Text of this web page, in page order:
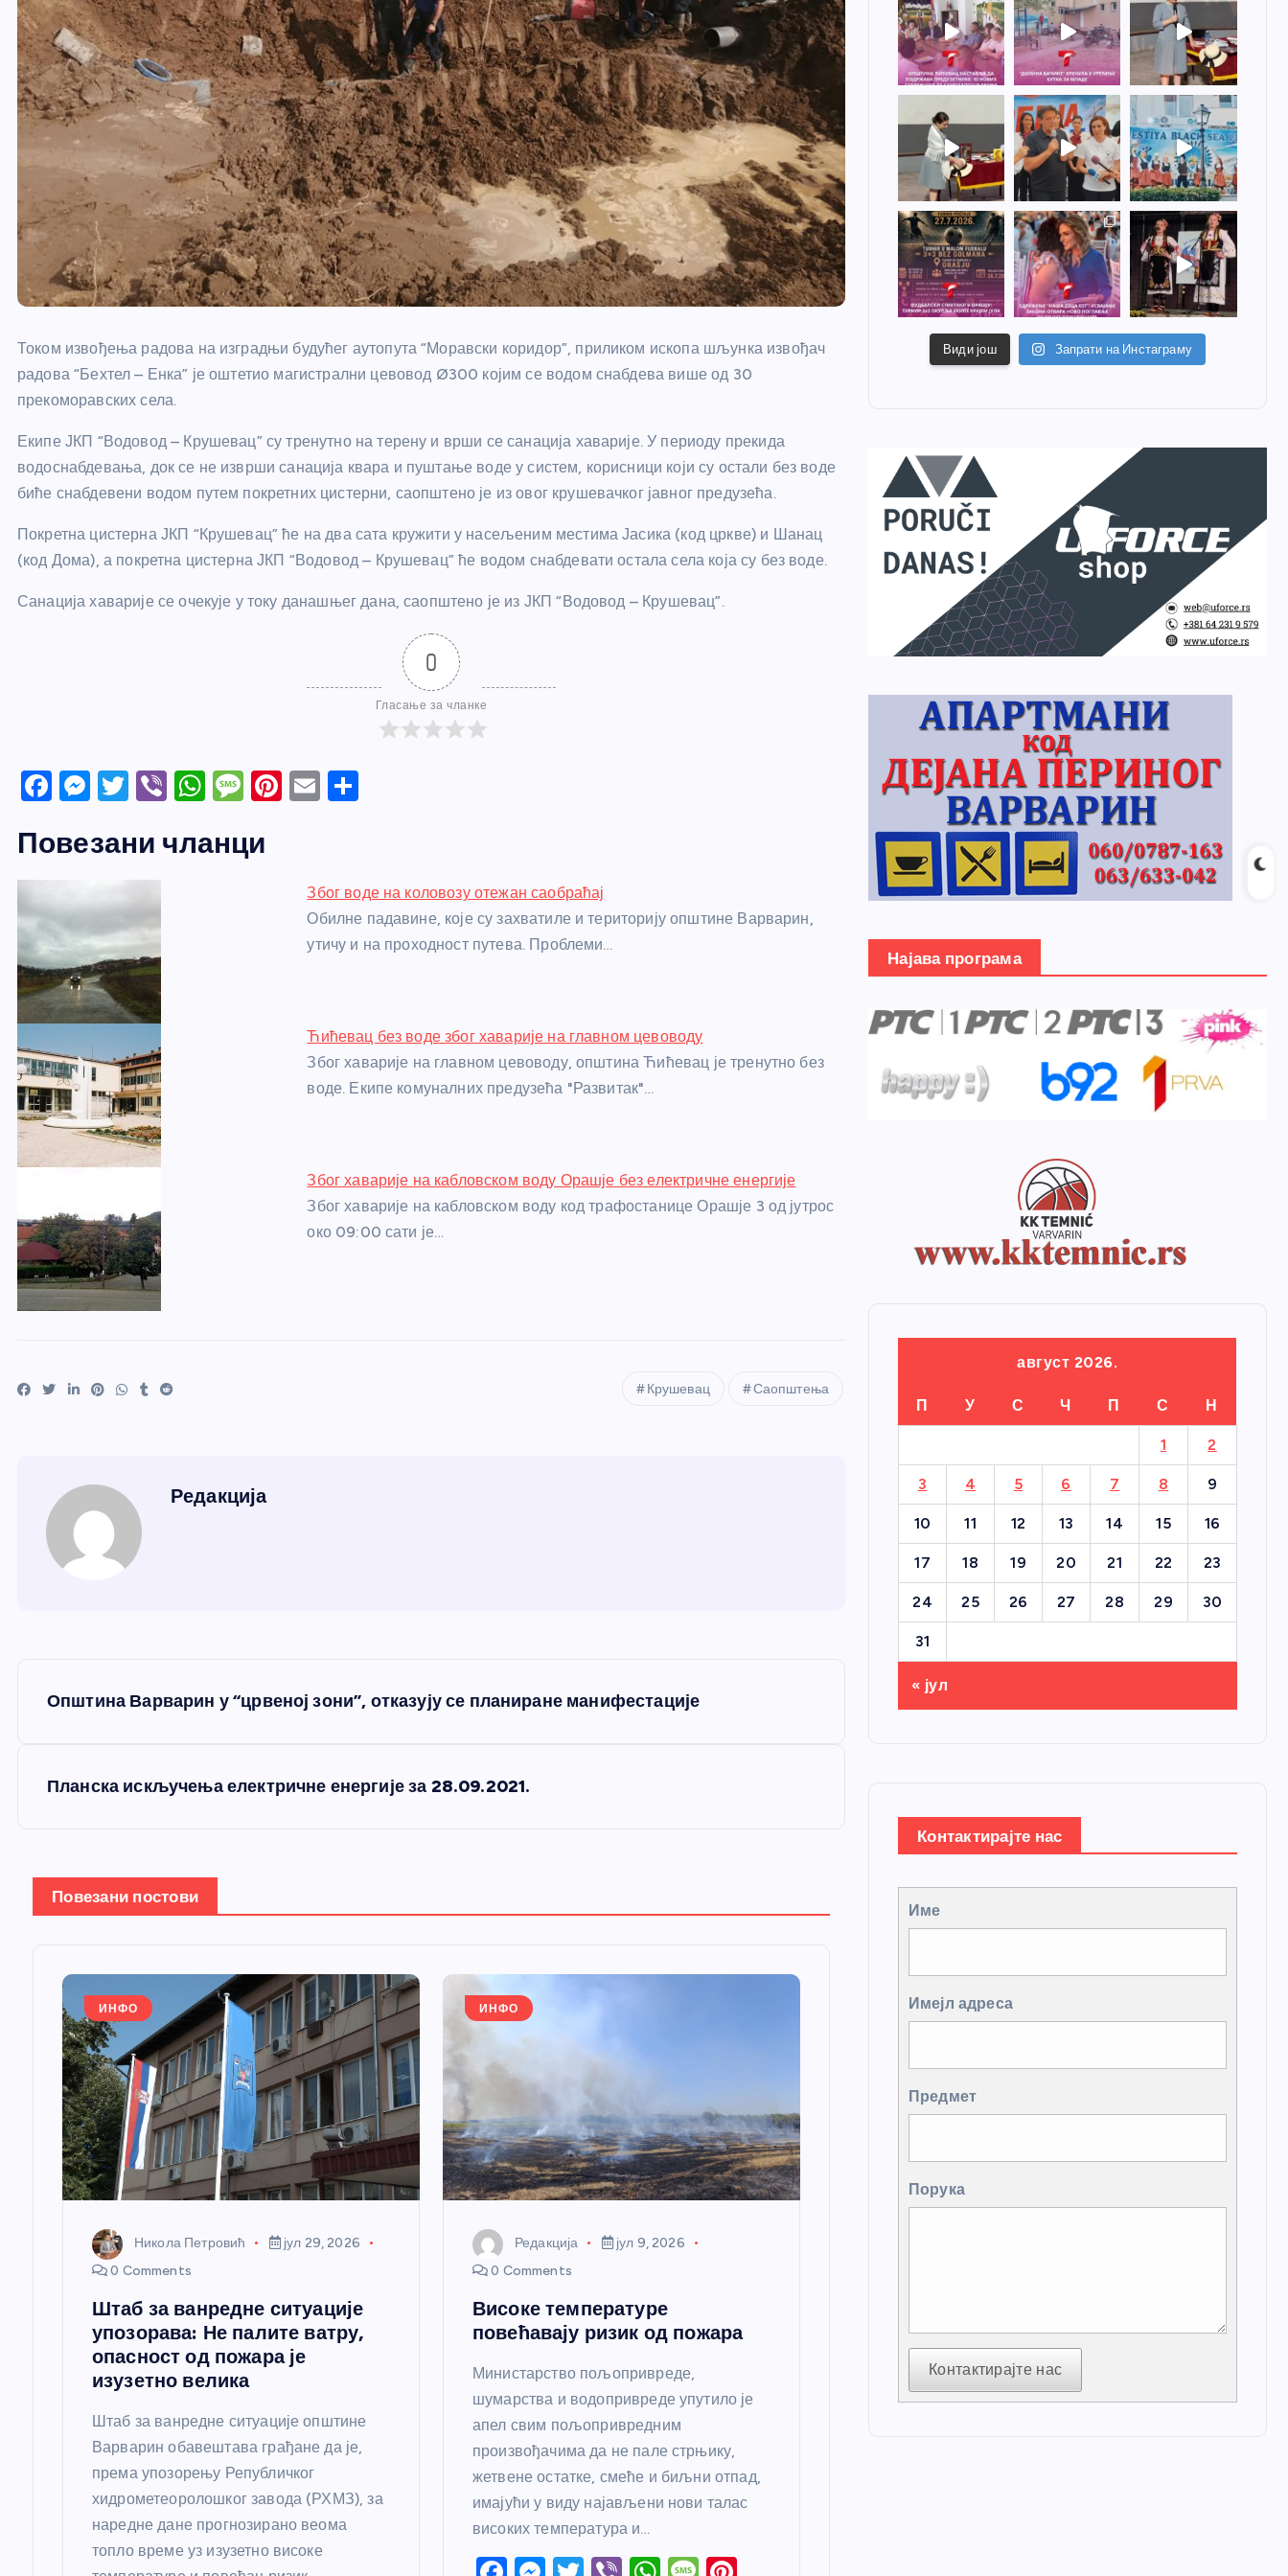
Током извођења радова на изградњи будућег аутопута “Моравски коридор”, приликом ископа шљунка извођач
радова “Бехтел – Енка” је оштетио магистрални цевовод Ø300 којим се водом снабдева више од 30
прекоморавских села.
Екипе ЈКП “Водовод – Крушевац” су тренутно на терену и врши се санација хаварије. У периоду прекида
водоснабдевања, док се не изврши санација квара и пуштање воде у систем, корисници који су остали без воде
биће снабдевени водом путем покретних цистерни, саопштено је из овог крушевачког јавног предузећа.
Покретна цистерна ЈКП “Крушевац” ће на два сата кружити у насељеним местима Јасика (код цркве) и Шанац
(код Дома), а покретна цистерна ЈКП “Водовод – Крушевац” ће водом снабдевати остала села која су без воде.
Санација хаварије се очекује у току данашњег дана, саопштено је из ЈКП “Водовод – Крушевац”.
0
Гласање за чланке
F
c
b
o
o
k
M
ss
n
g
er
T
itt
er
Vi
er
W
at
M
ss
Pi
st
E
Повезани чланци
Због воде на коловозу отежан саобраћај
Обилне падавине, које су захватиле и територију општине Варварин,
утичу и на проходност путева. Проблеми…
Ћићевац без воде због хаварије на главном цевоводу
Због хаварије на главном цевоводу, општина Ћићевац је тренутно без
воде. Екипе комуналних предузећа "Развитак"…
Због хаварије на кабловском воду Орашје без електричне енергије
Због хаварије на кабловском воду код трафостанице Орашје 3 од јутрос
око 09:00 сати је…
Крушевац Саопштења
Редакција
Општина Варварин у “црвеној зони”, отказују се планиране манифестације
Планска искључења електричне енергије за 28.09.2021.
Повезани постови
ИНФО
Никола Петровић
јул 29, 2026
0 Comments
Штаб за ванредне ситуације
упозорава: Не палите ватру,
опасност од пожара је
изузетно велика
Штаб за ванредне ситуације општине
Варварин обавештава грађане да је,
према упозорењу Републичког
хидрометеоролошког завода (РХМЗ), за
наредне дане прогнозирано веома
топло време уз изузетно високе
ИНФО
Редакција
јул 9, 2026
0 Comments
Високе температуре
повећавају ризик од пожара
Министарство пољопривреде,
шумарства и водопривреде упутило је
апел свим пољопривредним
произвођачима да не пале стрњику,
жетвене остатке, смеће и биљни отпад,
имајући у виду најављени нови талас
високих температура и…
Види још Запрати на Инстаграму
Најава програма
август 2026.
П У С Ч П С Н
1 2
3 4 5 6 7 8 9
10 11 12 13 14 15 16
17 18 19 20 21 22 23
24 25 26 27 28 29 30
31
« јул
Контактирајте нас
Име
Имејл адреса
Предмет
Порука
Контактирајте нас